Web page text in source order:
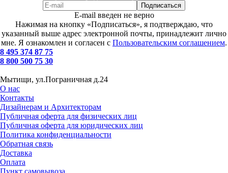
E-mail введен не верно
Нажимая на кнопку «Подписаться», я подтверждаю, что
указанный выше адрес электронной почты, принадлежит лично
мне. Я ознакомлен и согласен с Пользовательским соглашением.
8 495 374 87 75
8 800 500 75 30
Мытищи, ул.Пограничная д.24
О нас
Контакты
Дизайнерам и Архитекторам
Публичная оферта для физических лиц
Публичная оферта для юридических лиц
Политика конфиденциальности
Обратная связь
Доставка
Оплата
Пункт самовывоза